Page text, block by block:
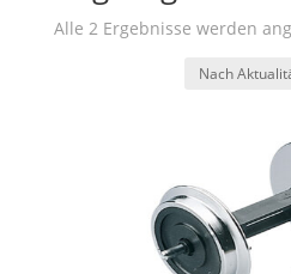
Alle 2 Ergebnisse werden